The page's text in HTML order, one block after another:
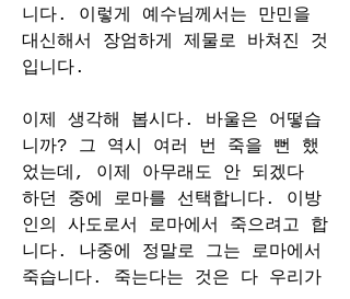
니다. 이렇게 예수님께서는 만민을
대신해서 장엄하게 제물로 바쳐진 것
입니다.
이제 생각해 봅시다. 바울은 어떻습
니까? 그 역시 여러 번 죽을 뻔 했
었는데, 이제 아무래도 안 되겠다
하던 중에 로마를 선택합니다. 이방
인의 사도로서 로마에서 죽으려고 합
니다. 나중에 정말로 그는 로마에서
죽습니다. 죽는다는 것은 다 우리가